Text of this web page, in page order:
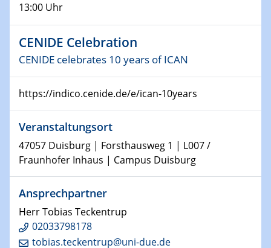
30.11.-0001 - 06.02.2025
SFB/TRR 247 Seminar
09.01.2024
Kolloquium CRC 1242
15.01.2024
Bewerbungsvorrtag Besetzung W3-Professur
Technische Chemie – Technisch-Makromolekulare
Chemie für die Wasserforschung
23.01.2024
Kolloquium CRC 1242
13:00 Uhr
CENIDE Celebration
CENIDE celebrates 10 years of ICAN
https://indico.cenide.de/e/ican-10years
Veranstaltungsort
47057 Duisburg | Forsthausweg 1 | L007 /
Fraunhofer Inhaus | Campus Duisburg
Ansprechpartner
Herr Tobias Teckentrup
02033798178
tobias.teckentrup@uni-due.de